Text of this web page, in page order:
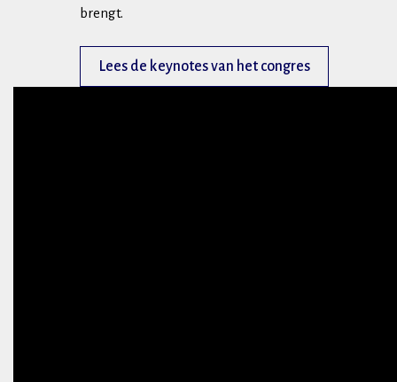
brengt.
Lees de keynotes van het congres